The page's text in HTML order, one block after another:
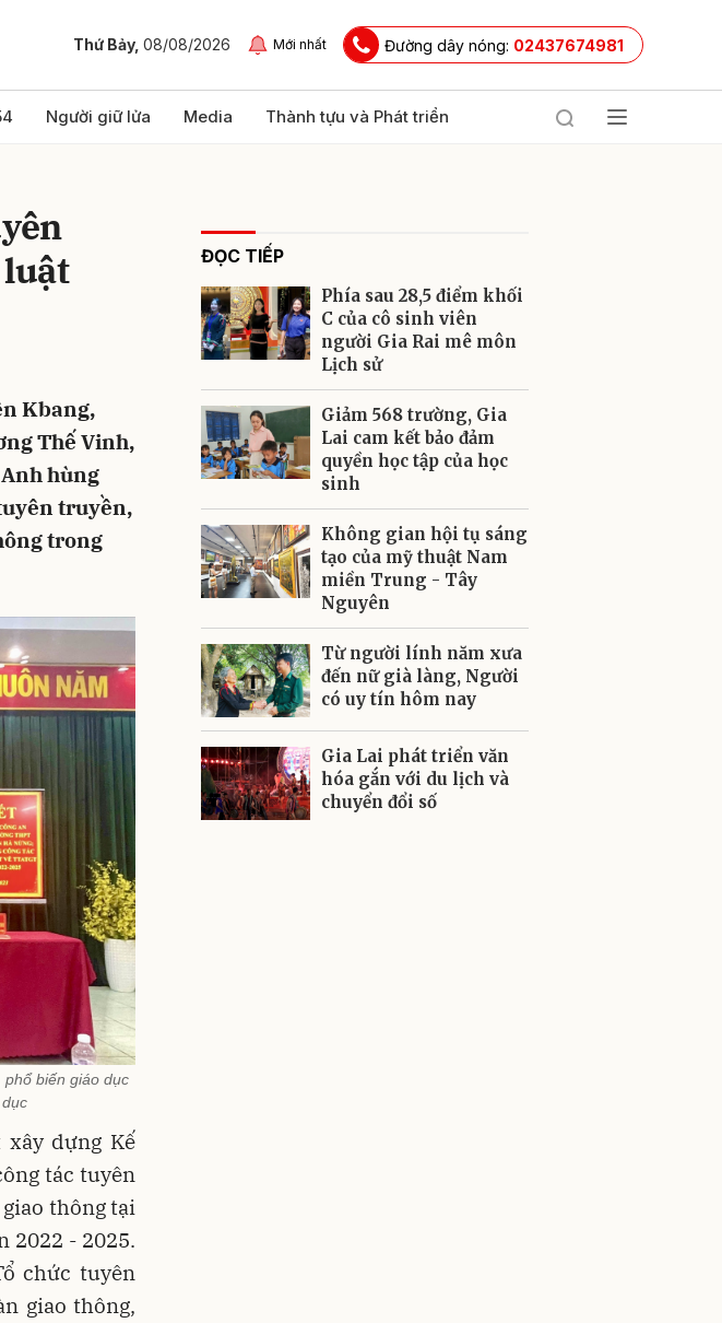
Thứ Bảy, 08/08/2026 Mới nhất Đường dây nóng: 02437674981
Người giữ lửa Media Thành tựu và Phát triển
Kbang,
Thế Vinh,
hùng
truyền,
trong
biến giáo dục
dựng Kế
tác tuyên
thông tại
2022 - 2025.
chức tuyên
giao thông,
ĐỌC TIẾP
Phía sau 28,5 điểm khối
C của cô sinh viên
người Gia Rai mê môn
Lịch sử
Giảm 568 trường, Gia
Lai cam kết bảo đảm
quyền học tập của học
sinh
Không gian hội tụ sáng
tạo của mỹ thuật Nam
miền Trung - Tây
Nguyên
Từ người lính năm xưa
đến nữ già làng, Người
có uy tín hôm nay
Gia Lai phát triển văn
hóa gắn với du lịch và
chuyển đổi số
Gửi